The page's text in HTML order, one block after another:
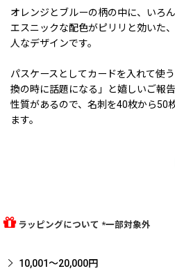
オレンジとブルーの柄の中に、いろ
エスニックな配色がピリリと効いた
人なデザインです。
パスケースとしてカードを入れて使
換の時に話題になる」と嬉しいご報
性質があるので、名刺を40枚から50
ます。
ラッピングについて *一部対象外
10,001〜20,000円